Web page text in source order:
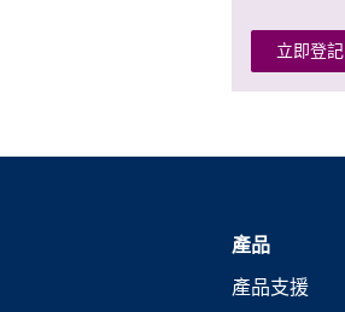
立即登記
產品
產品支援